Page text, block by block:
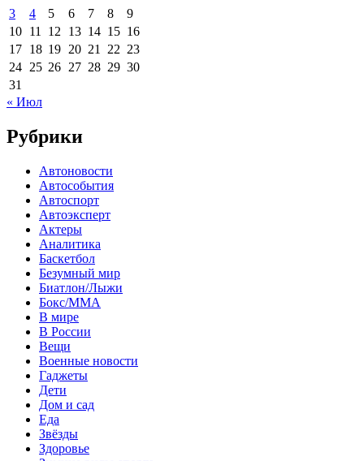
3
4 5 6 7 8
9
10 11 12 13 14 15 16
17 18 19 20 21 22 23
24 25 26 27 28 29 30
31
« Июл
Рубрики
Автоновости
Автособытия
Автоспорт
Автоэксперт
Актеры
Аналитика
Баскетбол
Безумный мир
Биатлон/Лыжи
Бокс/MMA
В мире
В России
Вещи
Военные новости
Гаджеты
Дети
Дом и сад
Еда
Звёзды
Здоровье